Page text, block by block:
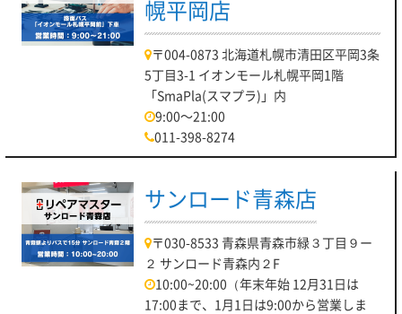
幌平岡店
〒004-0873 北海道札幌市清田区平岡3条
5丁目3-1 イオンモール札幌平岡1階
「SmaPla(スマプラ)」内
9:00～21:00
011-398-8274
サンロード青森店
〒030-8533 青森県青森市緑３丁目９ー
２ サンロード青森内２F
10:00~20:00（年末年始 12月31日は
17:00まで、1月1日は9:00から営業しま